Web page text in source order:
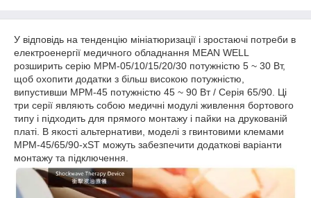
У відповідь на тенденцію мініатюризації і зростаючі потреби в
електроенергії медичного обладнання MEAN WELL
розширить серію MPM-05/10/15/20/30 потужністю 5 ~ 30 Вт,
щоб охопити додатки з більш високою потужністю,
випустивши MPM-45 потужністю 45 ~ 90 Вт / Серія 65/90. Ці
три серії являють собою медичні модулі живлення бортового
типу і підходить для прямого монтажу і пайки на друкованій
платі. В якості альтернативи, моделі з гвинтовими клемами
MPM-45/65/90-xST можуть забезпечити додаткові варіанти
монтажу та підключення.